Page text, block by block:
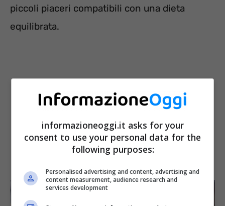
piccoli piaceri compatibili con una dieta
equilibrata.
informazioneoggi.it asks for your
consent to use your personal data for the
following purposes:
Personalised advertising and content, advertising and
content measurement, audience research and
services development